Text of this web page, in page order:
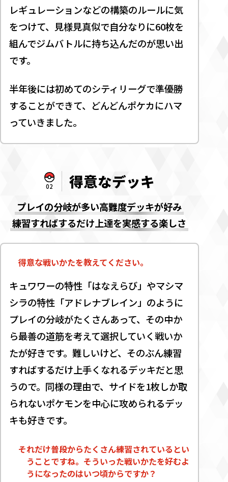
レギュレーションなどの構築のルールに気
をつけて、見様見真似で自分なりに60枚を
組んでジムバトルに持ち込んだのが思い出
です。
半年後には初めてのシティリーグで準優勝
することができて、どんどんポケカにハマ
っていきました。
02 得意なデッキ
プレイの分岐が多い高難度デッキが好み
練習すればするだけ上達を実感する楽しさ
得意な戦いかたを教えてください。
キュワワーの特性「はなえらび」やマシマ
シラの特性「アドレナブレイン」のように
プレイの分岐がたくさんあって、その中か
ら最善の道筋を考えて選択していく戦いか
たが好きです。難しいけど、そのぶん練習
すればするだけ上手くなれるデッキだと思
うので。同様の理由で、サイドを1枚しか取
られないポケモンを中心に攻められるデッ
キも好きです。
それだけ普段からたくさん練習されているとい
うことですね。そういった戦いかたを好むよ
うになったのはいつ頃からですか？